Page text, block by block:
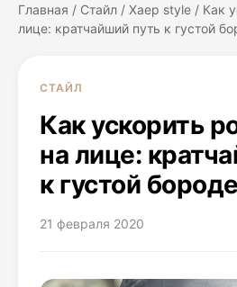
Главная / Стайл / Хаер style / Как
лице: кратчайший путь к густой
СТАЙЛ
Как ускорить
на лице:
к густой бороде
21 февраля 2020